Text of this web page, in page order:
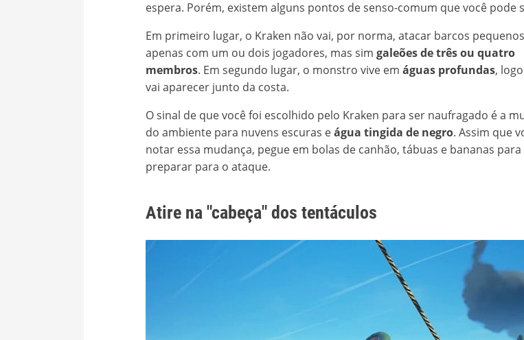
espera. Porém, existem alguns pontos de senso-comum que você pode
Em primeiro lugar, o Kraken não vai, por norma, atacar barcos pequenos
apenas com um ou dois jogadores, mas sim galeões de três ou quatro
membros. Em segundo lugar, o monstro vive em águas profundas,
vai aparecer junto da costa.
O sinal de que você foi escolhido pelo Kraken para ser naufragado é a
do ambiente para nuvens escuras eágua tingida de negro. Assim que
notar essa mudança, pegue em bolas de canhão, tábuas e bananas para
preparar para o ataque.
Atire na "cabeça" dos tentáculos